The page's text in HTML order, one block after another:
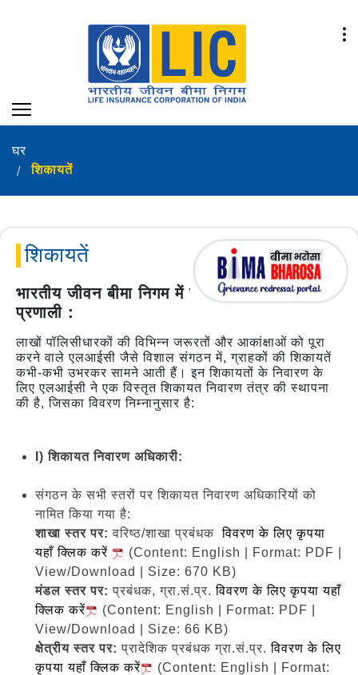
घर
शिकायतें
शिकायतें
भारतीय जीवन बीमा निगम में शिकायत निवारण
प्रणाली :
लाखों पॉलिसीधारकों की विभिन्न जरूरतों और आकांक्षाओं को पूरा
करने वाले एलआईसी जैसे विशाल संगठन में, ग्राहकों की शिकायतें
कभी-कभी उभरकर सामने आती हैं। इन शिकायतों के निवारण के
लिए एलआईसी ने एक विस्तृत शिकायत निवारण तंत्र की स्थापना
की है, जिसका विवरण निम्नानुसार है:
I) शिकायत निवारण अधिकारी:
संगठन के सभी स्तरों पर शिकायत निवारण अधिकारियों को
नामित किया गया है:
शाखा स्तर पर:वरिष्ठ/शाखा प्रबंधकविवरण के लिए कृपया
यहाँ क्लिक करें
(Content: English | Format: PDF |
View/Download | Size: 670 KB)
मंडल स्तर पर:प्रबंधक, ग्रा.सं.प्र.विवरण के लिए कृपया यहाँ
क्लिक करें
(Content: English | Format: PDF |
View/Download | Size: 66 KB)
क्षेत्रीय स्तर पर:प्रादेशिक प्रबंधक ग्रा.सं.प्र.विवरण के लिए
कृपया यहाँ क्लिक करें
(Content: English | Format: